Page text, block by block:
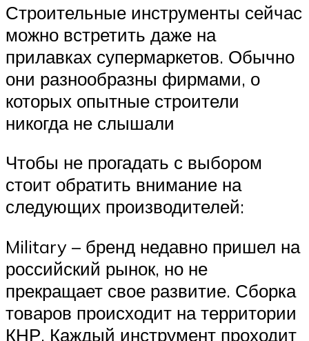
Строительные инструменты сейчас
можно встретить даже на
прилавках супермаркетов. Обычно
они разнообразны фирмами, о
которых опытные строители
никогда не слышали
Чтобы не прогадать с выбором
стоит обратить внимание на
следующих производителей:
Military – бренд недавно пришел на
российский рынок, но не
прекращает свое развитие. Сборка
товаров происходит на территории
КНР. Каждый инструмент проходит